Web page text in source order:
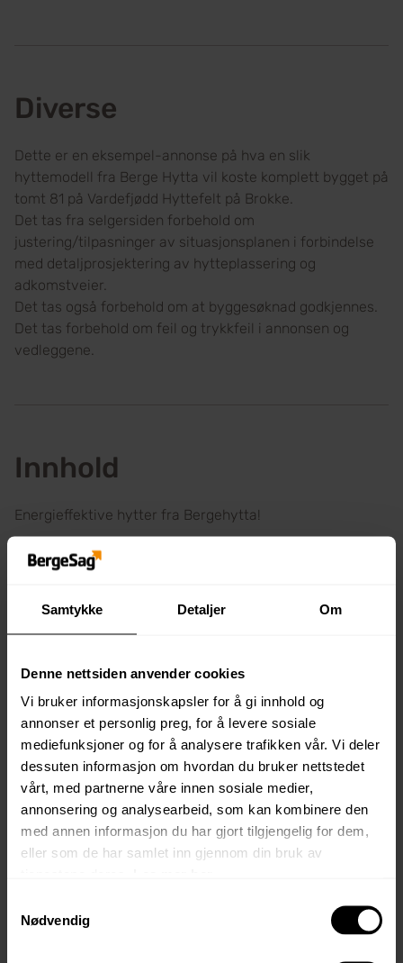
Samtykke Detaljer Om
Denne nettsiden anvender cookies
Vi bruker informasjonskapsler for å gi innhold og
annonser et personlig preg, for å levere sosiale
mediefunksjoner og for å analysere trafikken vår. Vi deler
dessuten informasjon om hvordan du bruker nettstedet
vårt, med partnerne våre innen sosiale medier,
annonsering og analysearbeid, som kan kombinere den
med annen informasjon du har gjort tilgjengelig for dem,
eller som de har samlet inn gjennom din bruk av
Nødvendig
Diverse
Dette er en eksempel-annonse på hva en slik
hyttemodell fra Berge Hytta vil koste komplett bygget på
tomt 81 på Vardefjødd Hyttefelt på Brokke.
Det tas fra selgersiden forbehold om
justering/tilpasninger av situasjonsplanen i forbindelse
med detaljprosjektering av hytteplassering og
adkomstveier.
Det tas også forbehold om at byggesøknad godkjennes.
Det tas forbehold om feil og trykkfeil i annonsen og
vedleggene.
Innhold
Energieffektive hytter fra Bergehytta!
Bergehytta har valgt å oppgradere og energieffektivisere
våre hytter og har laget en ny standard, utover kravene i
Vi har valgt en kombinasjon av bedre isolerte vinduer og
ytterdører, varmepumper som er tilpasset kaldt klima,
I sum vil dette kunne bety en besparelse i
energiforbruket på opp mot hele 50% på en standard
hytte.
Denne planlagte hytta vil også da inneholde disse
oppgraderingene og gjøre driften av hytta rimeligere enn
tilsvarende hytter fra andre leverandører.
Standard